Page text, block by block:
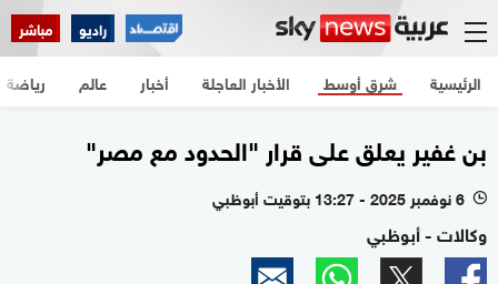
راديو مباشر
الرئيسية الأخبار العاجلة أخبار شرق أوسط عالم رياضة
بن غفير يعلق على قرار "الحدود مع مصر"
l 6 نوفمبر 2025 - 13:27 بتوقيت أبوظبي
وكالات - أبوظبي